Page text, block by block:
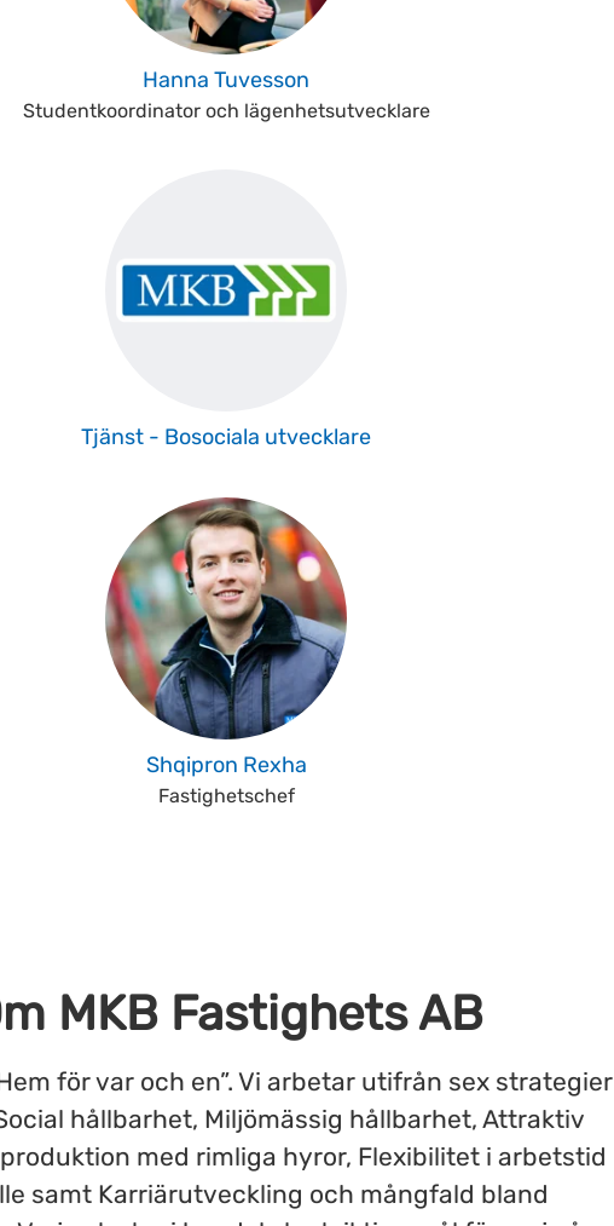
Hanna Tuvesson
Studentkoordinator och lägenhetsutvecklare
Tjänst - Bosociala utvecklare
Shqipron Rexha
Fastighetschef
MKB Fastighets AB
för var och en”. Vi arbetar utifrån sex strategier
hållbarhet, Miljömässig hållbarhet, Attraktiv
med rimliga hyror, Flexibilitet i arbetstid
samt Karriärutveckling och mångfald bland